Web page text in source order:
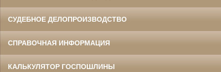
СУДЕБНОЕ ДЕЛОПРОИЗВОДСТВО
СПРАВОЧНАЯ ИНФОРМАЦИЯ
КАЛЬКУЛЯТОР ГОСПОШЛИНЫ